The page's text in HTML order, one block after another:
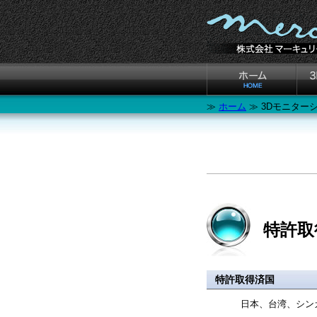
≫ ホーム ≫ 3Dモニター
特許
特許取得済国
日本、台湾、シン